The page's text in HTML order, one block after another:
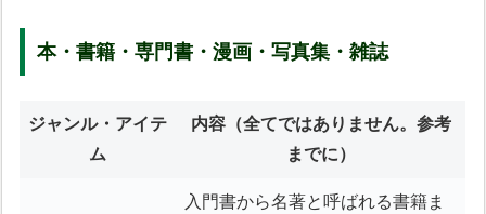
本・書籍・専門書・漫画・写真集・雑誌
ジャンル・アイテ
ム
内容（全てではありません。参考
までに）
入門書から名著と呼ばれる書籍ま